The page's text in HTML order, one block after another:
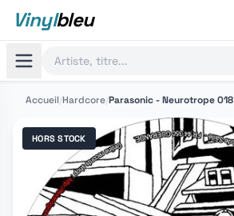
Vinylbleu
Accueil/Hardcore/Parasonic - Neurotrope 018
HORS STOCK